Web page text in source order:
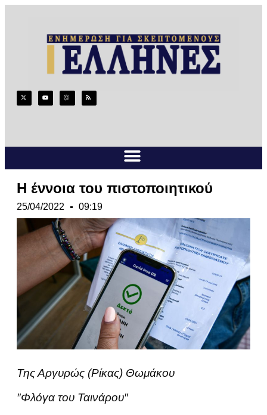
Η έννοια του πιστοποιητικού
25/04/2022 09:19
Της Αργυρώς (Ρίκας) Θωμάκου
″Φλόγα του Ταινάρου″